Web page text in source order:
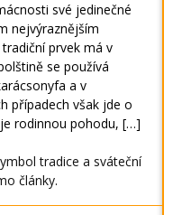
své jedinečné
nejvýraznějším
prvek má v
se používá
a v
případech však jde o
rodinnou pohodu, […]
tradice a sváteční
články.